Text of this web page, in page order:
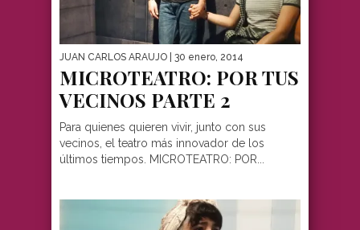
JUAN CARLOS ARAUJO | 30 enero, 2014
MICROTEATRO: POR TUS
VECINOS PARTE 2
Para quienes quieren vivir, junto con sus
vecinos, el teatro más innovador de los
últimos tiempos. MICROTEATRO: POR...